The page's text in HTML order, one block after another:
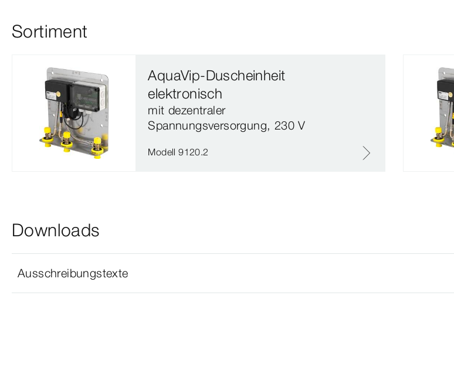
Sortiment
AquaVip-Duscheinheit
elektronisch
mit dezentraler
Spannungsversorgung, 230 V
Modell 9120.2
Downloads
Ausschreibungstexte